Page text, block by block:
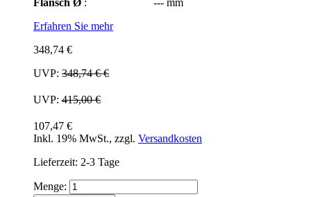
Erfahren Sie mehr
348,74 €
UVP: 348,74 €€
UVP: 415,00 €
107,47 €
Inkl. 19% MwSt., zzgl. Versandkosten
Lieferzeit: 2-3 Tage
Menge: